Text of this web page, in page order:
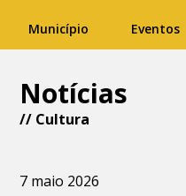
Município Eventos
Notícias
// Cultura
7 maio 2026